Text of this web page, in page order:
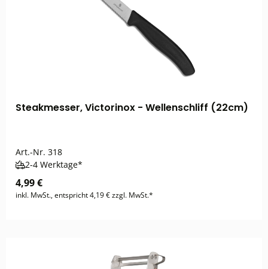
Steakmesser, Victorinox - Wellenschliff (22cm)
Art.-Nr. 318
2-4 Werktage*
4,99 €
inkl. MwSt., entspricht 4,19 € zzgl. MwSt.*